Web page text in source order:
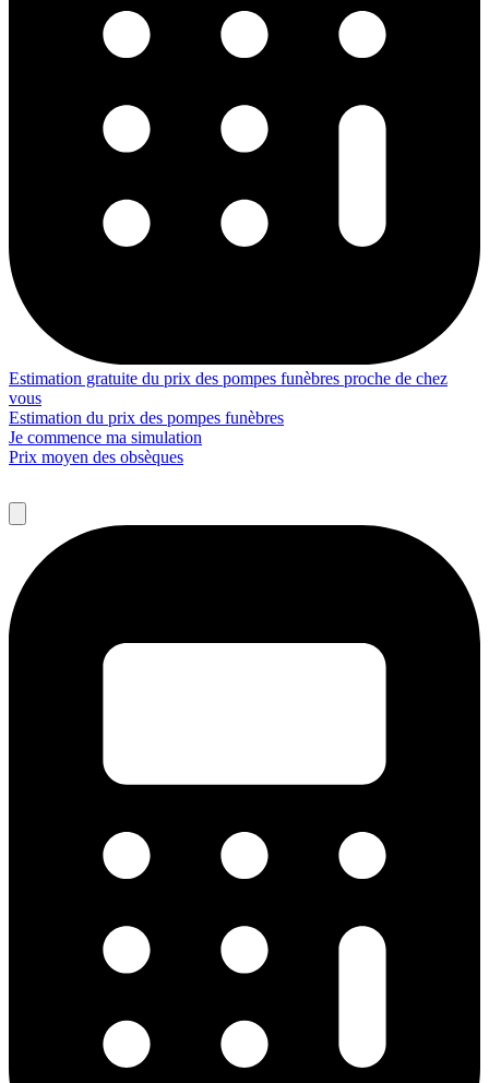
Estimation gratuite du prix des pompes funèbres proche de chez
vous
Estimation du prix des pompes funèbres
Je commence ma simulation
Prix moyen des obsèques